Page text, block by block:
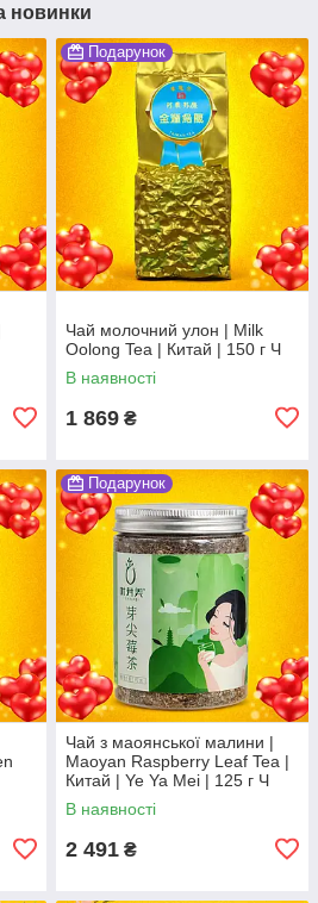
новинки
Подарунок
Чай молочний улон | Milk
Oolong Tea | Китай | 150 г Ч
В наявності
1 869 ₴
Подарунок
Чай з маоянської малини |
Maoyan Raspberry Leaf Tea |
Китай | Ye Ya Mei | 125 г Ч
В наявності
2 491 ₴